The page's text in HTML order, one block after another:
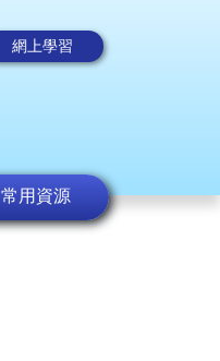
網上學習
常用資源